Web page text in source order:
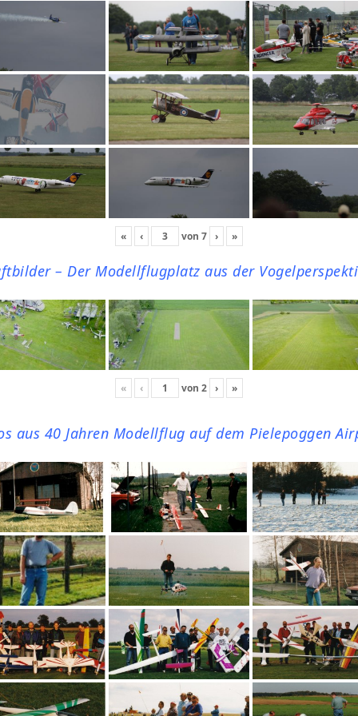
« ‹ von 7 › »
– Der Modellflugplatz aus der
« ‹ von 2 › »
aus 40 Jahren Modellflug auf dem Pielepoggen